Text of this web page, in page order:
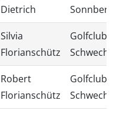
Dietrich
Sonnberg
Silvia
Florianschütz
Golfclub
Schwechat
Robert
Florianschütz
Golfclub
Schwechat